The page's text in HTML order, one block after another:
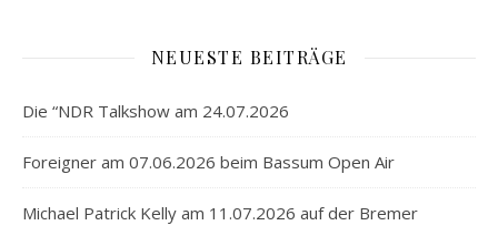
NEUESTE BEITRÄGE
Die “NDR Talkshow am 24.07.2026
Foreigner am 07.06.2026 beim Bassum Open Air
Michael Patrick Kelly am 11.07.2026 auf der Bremer